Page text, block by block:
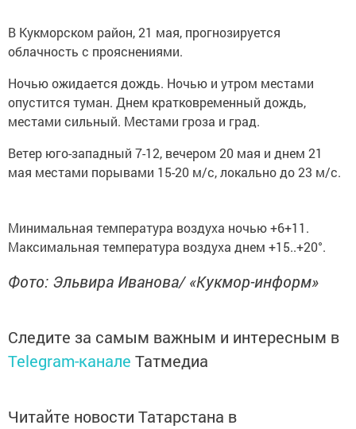
В Кукморском район, 21 мая, прогнозируется
облачность с прояснениями.
Ночью ожидается дождь. Ночью и утром местами
опустится туман. Днем кратковременный дождь,
местами сильный. Местами гроза и град.
Ветер юго-западный 7-12, вечером 20 мая и днем 21
мая местами порывами 15-20 м/с, локально до 23 м/с.
Минимальная температура воздуха ночью +6+11.
Максимальная температура воздуха днем +15..+20°.
Фото: Эльвира Иванова/ «Кукмор-информ»
Следите за самым важным и интересным в
Telegram-канале Татмедиа
Читайте новости Татарстана в